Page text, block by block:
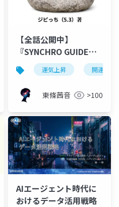
【全話公開中】
『SYNCHRO GUIDE』
（シンクロ・ガイド）-
AIが見た、運の流れに
乗れる人 –
運気上昇 開運
東條茜音 >100
AIエージェント時代に
おけるデータ活用戦略